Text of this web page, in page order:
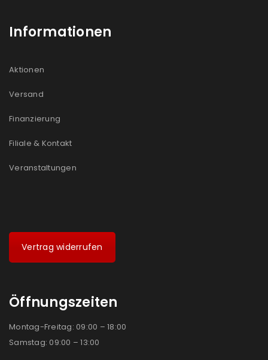
Informationen
Aktionen
Versand
Finanzierung
Filiale & Kontakt
Veranstaltungen
Vertrag widerrufen
Öffnungszeiten
Montag-Freitag: 09:00 – 18:00
Samstag: 09:00 – 13:00